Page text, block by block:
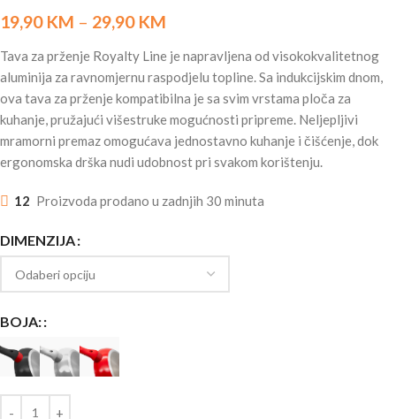
19,90 KM – 29,90 KM
Tava za prženje Royalty Line je napravljena od visokokvalitetnog
aluminija za ravnomjernu raspodjelu topline. Sa indukcijskim dnom,
ova tava za prženje kompatibilna je sa svim vrstama ploča za
kuhanje, pružajući višestruke mogućnosti pripreme. Neljepljivi
mramorni premaz omogućava jednostavno kuhanje i čišćenje, dok
ergonomska drška nudi udobnost pri svakom korištenju.
12 Proizvoda prodano u zadnjih 30 minuta
DIMENZIJA
BOJA: